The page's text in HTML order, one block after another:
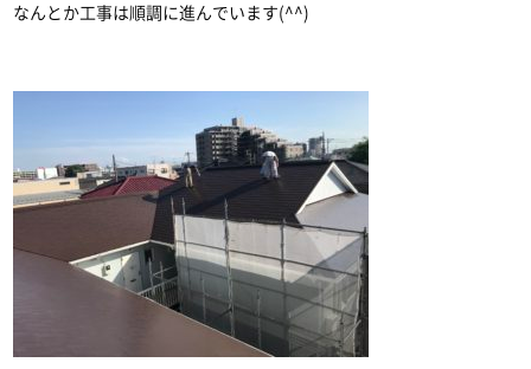
なんとか工事は順調に進んでいます(^^)